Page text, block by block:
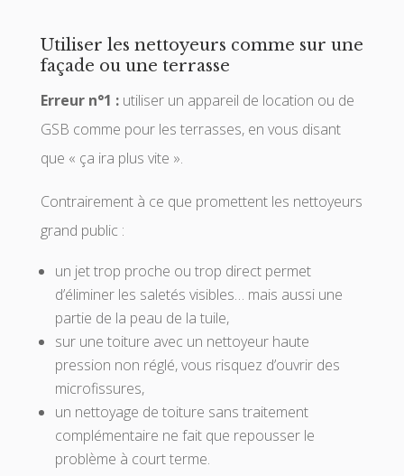
Utiliser les nettoyeurs comme sur une
façade ou une terrasse
Erreur n°1 :utiliser un appareil de location ou de
GSB comme pour les terrasses, en vous disant
que « ça ira plus vite ».
Contrairement à ce que promettent les nettoyeurs
grand public :
un jet trop proche ou trop direct permet
d’éliminer les saletés visibles… mais aussi une
partie de la peau de la tuile,
sur une toiture avec un nettoyeur haute
pression non réglé, vous risquez d’ouvrir des
microfissures,
un nettoyage de toiture sans traitement
complémentaire ne fait que repousser le
problème à court terme.